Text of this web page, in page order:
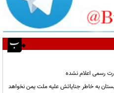
رسمی اعلام نشده
به خاطر جنایاتش علیه ملت یمن نخواهد